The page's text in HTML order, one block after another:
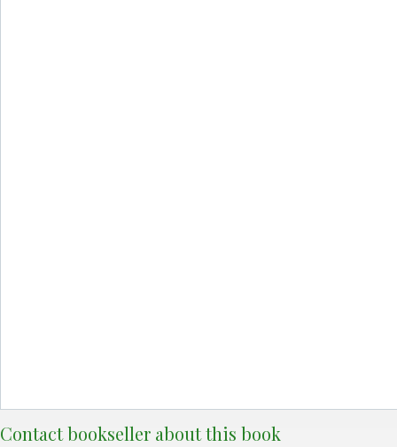
Contact bookseller about this book